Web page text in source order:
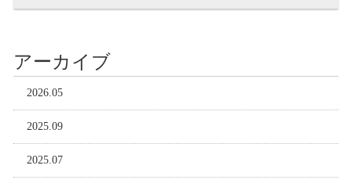
アーカイブ
2026.05
2025.09
2025.07